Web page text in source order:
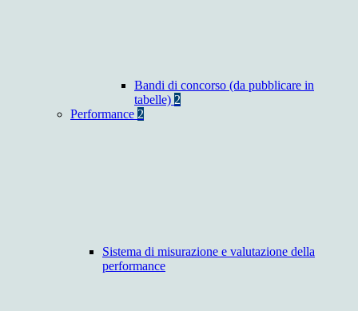
Bandi di concorso (da pubblicare in
tabelle) 2
Performance 2
Sistema di misurazione e valutazione della
performance